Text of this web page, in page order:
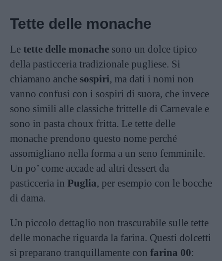
Tette delle monache
Le tette delle monache sono un dolce tipico
della pasticceria tradizionale pugliese. Si
chiamano anche sospiri, ma dati i nomi non
vanno confusi con i sospiri di suora, che invece
sono simili alle classiche frittelle di Carnevale e
sono in pasta choux fritta. Le tette delle
monache prendono questo nome perché
assomigliano nella forma a un seno femminile.
Un po’ come accade ad altri dessert da
pasticceria in Puglia, per esempio con le bocche
di dama.
Un piccolo dettaglio non trascurabile sulle tette
delle monache riguarda la farina. Questi dolcetti
si preparano tranquillamente con farina 00: